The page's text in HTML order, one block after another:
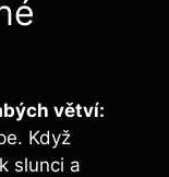
větví:
Když
slunci⁢ a⁤